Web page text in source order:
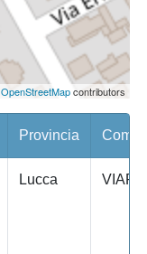
OpenStreetMapcontributors
Provincia
Lucca